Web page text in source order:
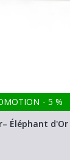
- 5 %
Éléphant d'Or